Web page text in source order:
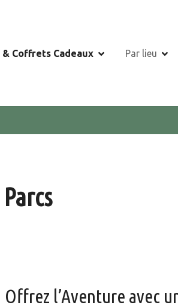
& Coffrets Cadeaux Par lieu
Offrez l’Aventure avec